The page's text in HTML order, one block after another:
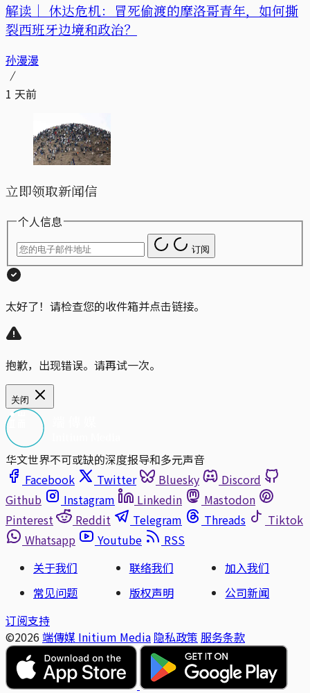
解读｜ 休达危机：冒死偷渡的摩洛哥青年，如何撕
裂西班牙边境和政治？
孙漫漫
1 天前
立即领取新闻信
个人信息
订阅
太好了！请检查您的收件箱并点击链接。
抱歉，出现错误。请再试一次。
关闭
华文世界不可或缺的深度报导和多元声音
Facebook
Twitter Bluesky
Discord
Github
Instagram Linkedin
Mastodon
Pinterest
Reddit Telegram Threads
Tiktok
Whatsapp
Youtube
RSS
关于我们
联络我们
加入我们
常见问题
版权声明
公司新闻
订阅支持
©2026 端傳媒 Initium Media 隐私政策 服务条款